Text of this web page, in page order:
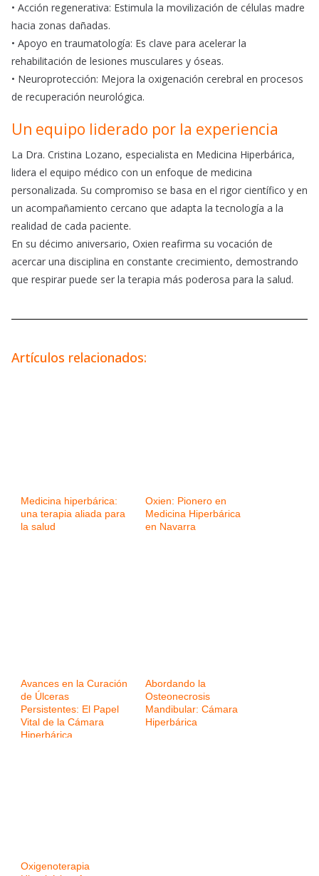
• Acción regenerativa: Estimula la movilización de células madre
hacia zonas dañadas.
• Apoyo en traumatología: Es clave para acelerar la
rehabilitación de lesiones musculares y óseas.
• Neuroprotección: Mejora la oxigenación cerebral en procesos
de recuperación neurológica.
Un equipo liderado por la experiencia
La Dra. Cristina Lozano, especialista en Medicina Hiperbárica,
lidera el equipo médico con un enfoque de medicina
personalizada. Su compromiso se basa en el rigor científico y en
un acompañamiento cercano que adapta la tecnología a la
realidad de cada paciente.
En su décimo aniversario, Oxien reafirma su vocación de
acercar una disciplina en constante crecimiento, demostrando
que respirar puede ser la terapia más poderosa para la salud.
Artículos relacionados:
Medicina hiperbárica:
una terapia aliada para
la salud
Oxien: Pionero en
Medicina Hiperbárica
en Navarra
Avances en la Curación
de Úlceras
Persistentes: El Papel
Vital de la Cámara
Hiperbárica
Abordando la
Osteonecrosis
Mandibular: Cámara
Hiperbárica
Oxigenoterapia